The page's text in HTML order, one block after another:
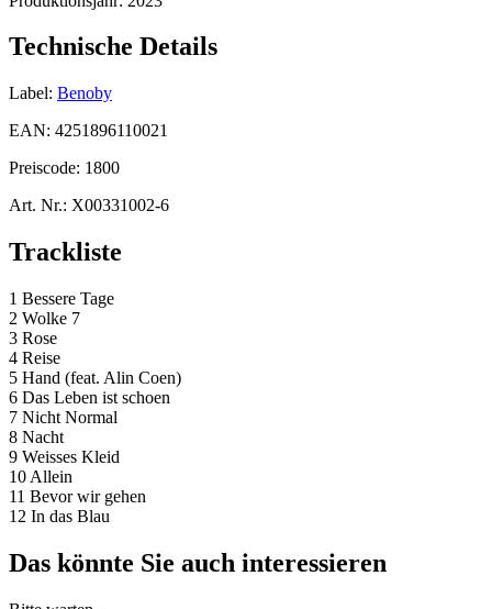
Technische Details
Label: Benoby
EAN: 4251896110021
Preiscode: 1800
Art. Nr.: X00331002-6
Trackliste
1 Bessere Tage
2 Wolke 7
3 Rose
4 Reise
5 Hand (feat. Alin Coen)
6 Das Leben ist schoen
7 Nicht Normal
8 Nacht
9 Weisses Kleid
10 Allein
11 Bevor wir gehen
12 In das Blau
Das könnte Sie auch interessieren